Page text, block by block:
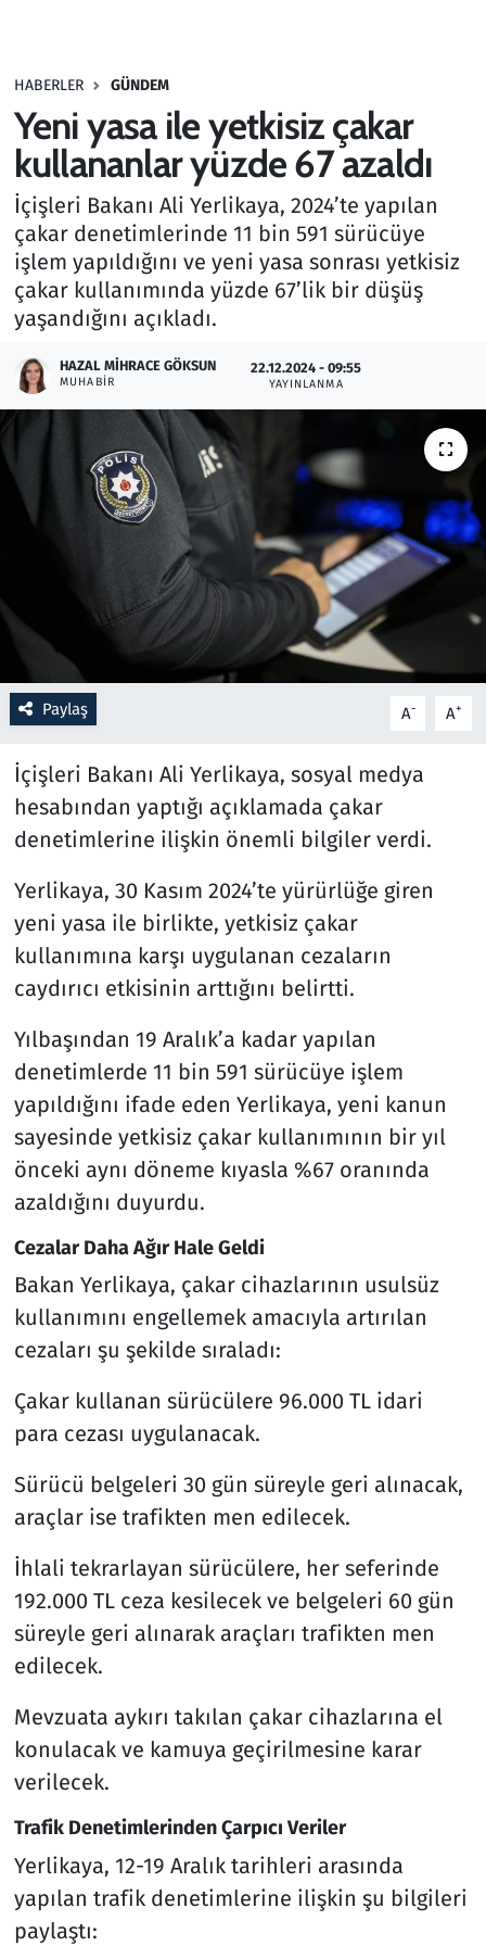
HABERLER GÜNDEM
Yeni yasa ile yetkisiz çakar
kullananlar yüzde 67 azaldı
İçişleri Bakanı Ali Yerlikaya, 2024’te yapılan
çakar denetimlerinde 11 bin 591 sürücüye
işlem yapıldığını ve yeni yasa sonrası yetkisiz
çakar kullanımında yüzde 67’lik bir düşüş
yaşandığını açıkladı.
HAZAL MIHRACE GÖKSUN
MUHABIR
22.12.2024 - 09:55
YAYINLANMA
Paylaş A- A+
İçişleri Bakanı Ali Yerlikaya, sosyal medya
hesabından yaptığı açıklamada çakar
denetimlerine ilişkin önemli bilgiler verdi.
Yerlikaya, 30 Kasım 2024’te yürürlüğe giren
yeni yasa ile birlikte, yetkisiz çakar
kullanımına karşı uygulanan cezaların
caydırıcı etkisinin arttığını belirtti.
Yılbaşından 19 Aralık’a kadar yapılan
denetimlerde 11 bin 591 sürücüye işlem
yapıldığını ifade eden Yerlikaya, yeni kanun
sayesinde yetkisiz çakar kullanımının bir yıl
önceki aynı döneme kıyasla %67 oranında
azaldığını duyurdu.
Cezalar Daha Ağır Hale Geldi
Bakan Yerlikaya, çakar cihazlarının usulsüz
kullanımını engellemek amacıyla artırılan
cezaları şu şekilde sıraladı:
Çakar kullanan sürücülere 96.000 TL idari
para cezası uygulanacak.
Sürücü belgeleri 30 gün süreyle geri alınacak,
araçlar ise trafikten men edilecek.
İhlali tekrarlayan sürücülere, her seferinde
192.000 TL ceza kesilecek ve belgeleri 60 gün
süreyle geri alınarak araçları trafikten men
edilecek.
Mevzuata aykırı takılan çakar cihazlarına el
konulacak ve kamuya geçirilmesine karar
verilecek.
Trafik Denetimlerinden Çarpıcı Veriler
Yerlikaya, 12-19 Aralık tarihleri arasında
yapılan trafik denetimlerine ilişkin şu bilgileri
paylaştı:
Haber
Kültür Sanat
Kurumsal Haberler
Lezzet Durağı
Memur ve Kamu
Otomobil
Oyun
Ramazan
Resmi İlanlar
Rüya Tabirleri
Sağlık
Savunma Sanayi
Spor
Televizyon